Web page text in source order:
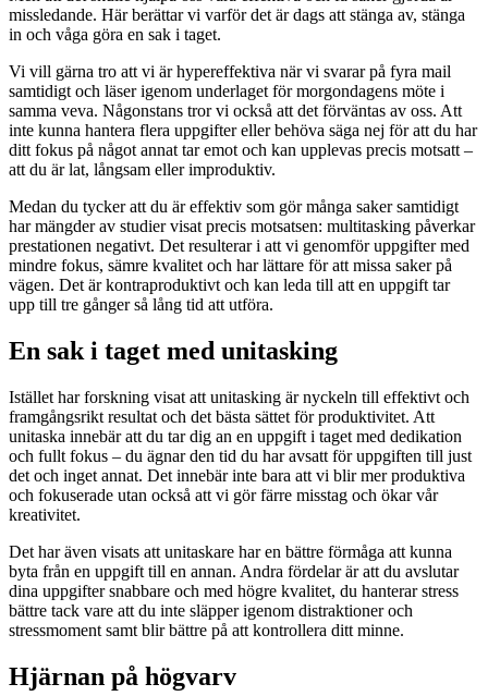
missledande. Här berättar vi varför det är dags att stänga av, stänga
in och våga göra en sak i taget.
Vi vill gärna tro att vi är hypereffektiva när vi svarar på fyra mail
samtidigt och läser igenom underlaget för morgondagens möte i
samma veva. Någonstans tror vi också att det förväntas av oss. Att
inte kunna hantera flera uppgifter eller behöva säga nej för att du har
ditt fokus på något annat tar emot och kan upplevas precis motsatt –
att du är lat, långsam eller improduktiv.
Medan du tycker att du är effektiv som gör många saker samtidigt
har mängder av studier visat precis motsatsen: multitasking påverkar
prestationen negativt. Det resulterar i att vi genomför uppgifter med
mindre fokus, sämre kvalitet och har lättare för att missa saker på
vägen. Det är kontraproduktivt och kan leda till att en uppgift tar
upp till tre gånger så lång tid att utföra.
En sak i taget med unitasking
Istället har forskning visat att unitasking är nyckeln till effektivt och
framgångsrikt resultat och det bästa sättet för produktivitet. Att
unitaska innebär att du tar dig an en uppgift i taget med dedikation
och fullt fokus – du ägnar den tid du har avsatt för uppgiften till just
det och inget annat. Det innebär inte bara att vi blir mer produktiva
och fokuserade utan också att vi gör färre misstag och ökar vår
kreativitet.
Det har även visats att unitaskare har en bättre förmåga att kunna
byta från en uppgift till en annan. Andra fördelar är att du avslutar
dina uppgifter snabbare och med högre kvalitet, du hanterar stress
bättre tack vare att du inte släpper igenom distraktioner och
stressmoment samt blir bättre på att kontrollera ditt minne.
Hjärnan på högvarv